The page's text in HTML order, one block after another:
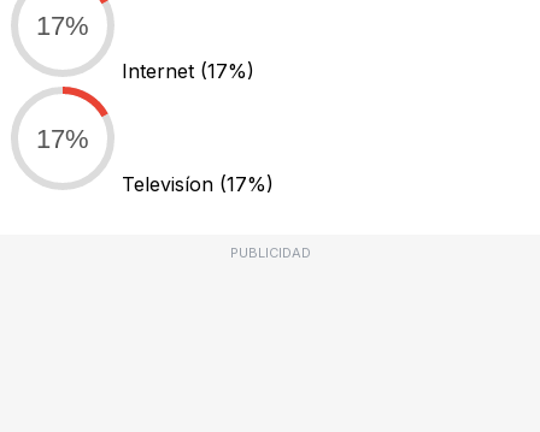
17%
Internet (17%)
17%
Televisíon (17%)
PUBLICIDAD